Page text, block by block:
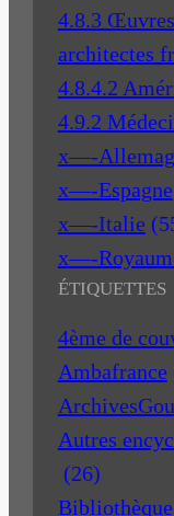
4.8.3 Œuvres
architectes
4.8.4.2
4.9.2
x—-
x—-Espagne
x—-Italie
x—-
ÉTIQUETTES
4ème de
Ambafrance
Autres
(26)